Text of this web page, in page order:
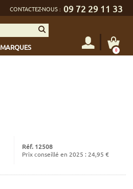
CONTACTEZ-NOUS : 09 72 29 11 33
MARQUES 0
Réf. 12508
Prix conseillé en 2025 : 24,95 €